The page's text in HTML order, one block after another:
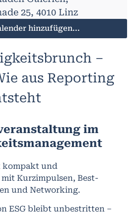
25, 4010 Linz
hinzufügen...
–
aus Reporting
im
kompakt und
Kurzimpulsen, Best-
und Networking.
ESG bleibt unbestritten –